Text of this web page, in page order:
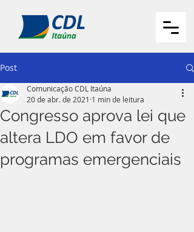
Post
Congresso aprova lei que
altera LDO em favor de
programas emergenciais
Comunicação CDL Itaúna
20 de abr. de 2021 1 min de leitura